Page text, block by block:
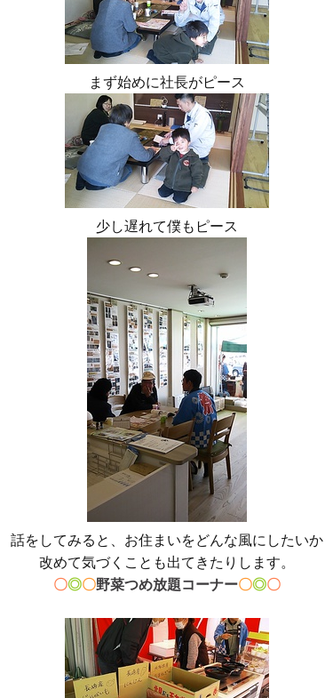
まず始めに社長がピース
少し遅れて僕もピース
話をしてみると、お住まいをどんな風にしたいか
改めて気づくことも出てきたりします。
〇◎〇野菜つめ放題コーナー〇◎〇